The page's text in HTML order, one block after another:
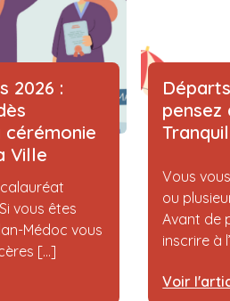
2026 :
cérémonie
Ville
vous êtes
Médoc vous
[...]
pensez
Vous
ou
Avant de
inscrire à
Voir